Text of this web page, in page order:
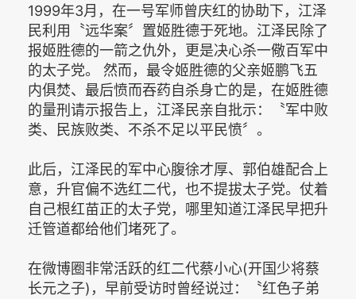
1999年3月，在一号军师曾庆红的协助下，江泽
民利用〝远华案〞置姬胜德于死地。江泽民除了
报姬胜德的一箭之仇外，更是决心杀一儆百军中
的太子党。 然而，最令姬胜德的父亲姬鹏飞五
内俱焚、最后愤而吞药自杀身亡的是，在姬胜德
的量刑请示报告上，江泽民亲自批示：〝军中败
类、民族败类、不杀不足以平民愤〞。
此后，江泽民的军中心腹徐才厚、郭伯雄配合上
意，升官偏不选红二代，也不提拔太子党。仗着
自己根红苗正的太子党，哪里知道江泽民早把升
迁管道都给他们堵死了。
在微博圈非常活跃的红二代蔡小心(开国少将蔡
长元之子)，早前受访时曾经说过：〝红色子弟